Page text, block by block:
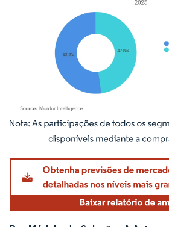
Imagem © Mordor Intelligence. O reuso requer